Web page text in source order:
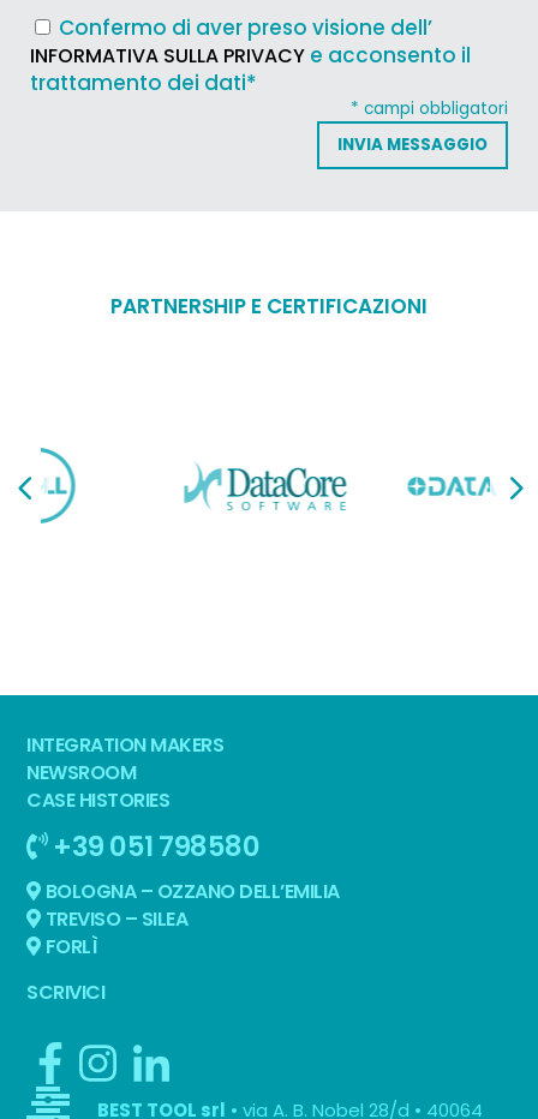
Confermo di aver preso visione dell’
INFORMATIVA SULLA PRIVACY e acconsento il
trattamento dei dati*
* campi obbligatori
PARTNERSHIP E CERTIFICAZIONI
INTEGRATION MAKERS
NEWSROOM
CASE HISTORIES
+39 051 798580
BOLOGNA – OZZANO DELL’EMILIA
TREVISO – SILEA
FORLÌ
SCRIVICI
BEST TOOL srl • via A. B. Nobel 28/d • 40064